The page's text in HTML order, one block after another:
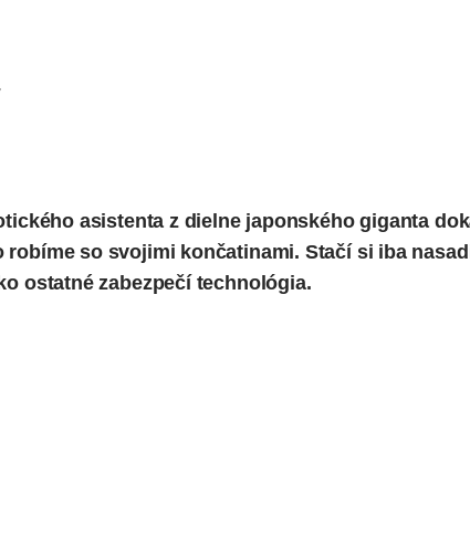
asistenta z dielne japonského giganta
robíme so svojimi končatinami. Stačí si iba
ostatné zabezpečí technológia.